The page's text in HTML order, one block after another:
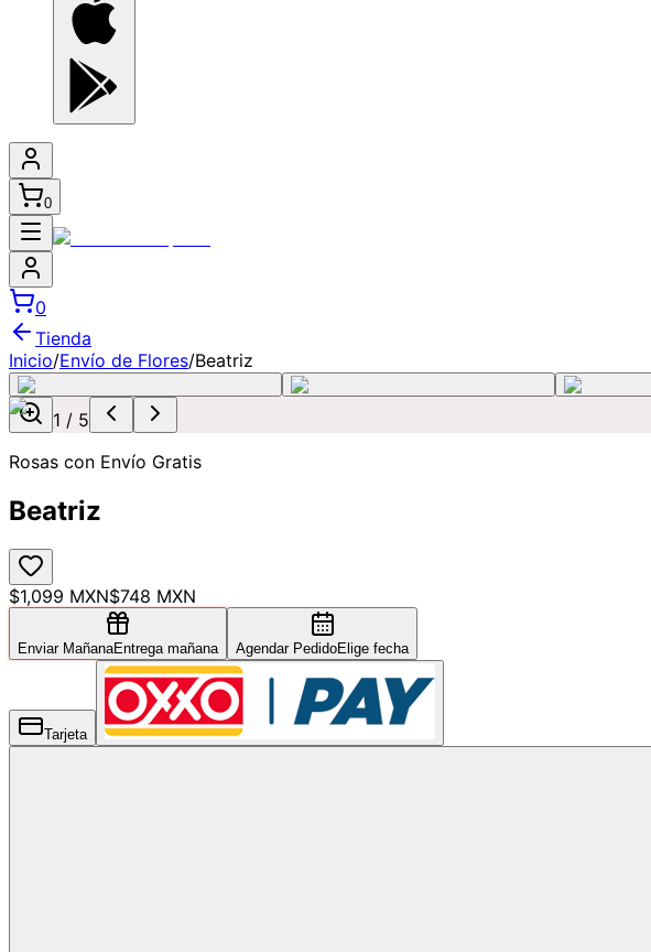
0
0
Tienda
Inicio/Envío de Flores/Beatriz
1 / 5
Rosas con Envío Gratis
Beatriz
$1,099 MXN$748 MXN
Enviar MañanaEntrega mañana Agendar PedidoElige fecha
Tarjeta